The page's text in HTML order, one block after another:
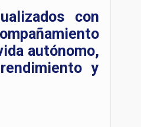
con
autónomo,
y